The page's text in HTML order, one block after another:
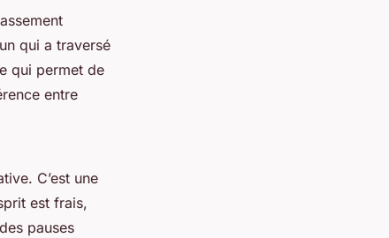
qui a traversé
qui permet de
entre
C’est une
est frais,
pauses